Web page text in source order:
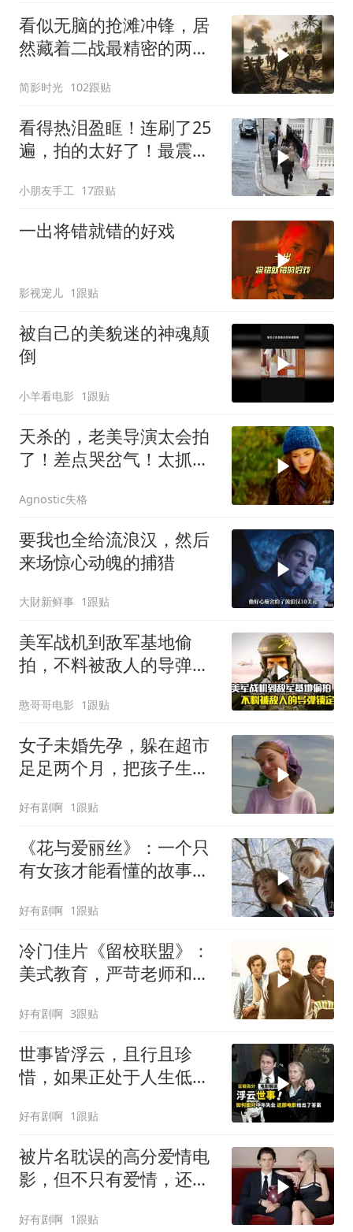
看似无脑的抢滩冲锋，居
然藏着二战最精密的两栖
简影时光 102跟贴
看得热泪盈眶！连刷了25
遍，拍的太好了！最震惊
小朋友手工 17跟贴
一出将错就错的好戏
影视宠儿 1跟贴
被自己的美貌迷的神魂颠
倒
小羊看电影 1跟贴
天杀的，老美导演太会拍
了！差点哭岔气！太抓心
Agnostic失格
要我也全给流浪汉，然后
来场惊心动魄的捕猎
大財新鲜事 1跟贴
美军战机到敌军基地偷
拍，不料被敌人的导弹锁
憨哥哥电影 1跟贴
女子未婚先孕，躲在超市
足足两个月，把孩子生下
好有剧啊 1跟贴
《花与爱丽丝》：一个只
有女孩才能看懂的故事，
好有剧啊 1跟贴
冷门佳片《留校联盟》：
美式教育，严苛老师和怪
好有剧啊 3跟贴
世事皆浮云，且行且珍
惜，如果正处于人生低
《浮云世事》
好有剧啊 1跟贴
被片名耽误的高分爱情电
影，但不只有爱情，还有
白镇》
好有剧啊 1跟贴